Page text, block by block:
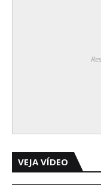
VEJA VÍDEO